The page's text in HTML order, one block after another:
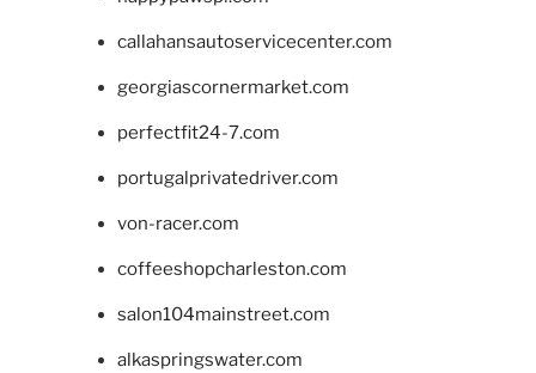
callahansautoservicecenter.com
georgiascornermarket.com
perfectfit24-7.com
portugalprivatedriver.com
von-racer.com
coffeeshopcharleston.com
salon104mainstreet.com
alkaspringswater.com